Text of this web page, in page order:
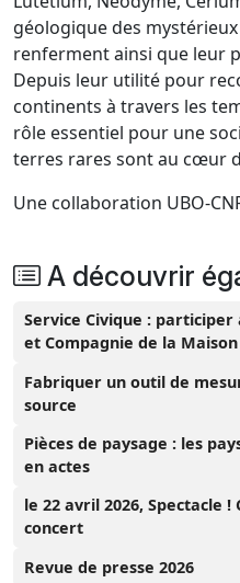
géologique des
renferment ainsi que leur
Depuis leur utilité pour
continents à travers les
rôle essentiel pour une
terres rares sont au cœur
Une collaboration UBO-
A découvrir
Service Civique : participer
et Compagnie de la
Fabriquer un outil de
source
Pièces de paysage : les
en actes
le 22 avril 2026, Spectacle
concert
Revue de presse 2026